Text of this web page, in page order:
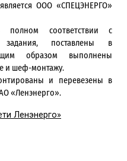
ООО «СПЕЦЭНЕРГО»
соответствии с
задания, поставлены в
образом выполнены
и шеф-монтажу.
и перевезены в
«Ленэнерго».
Ленэнерго»